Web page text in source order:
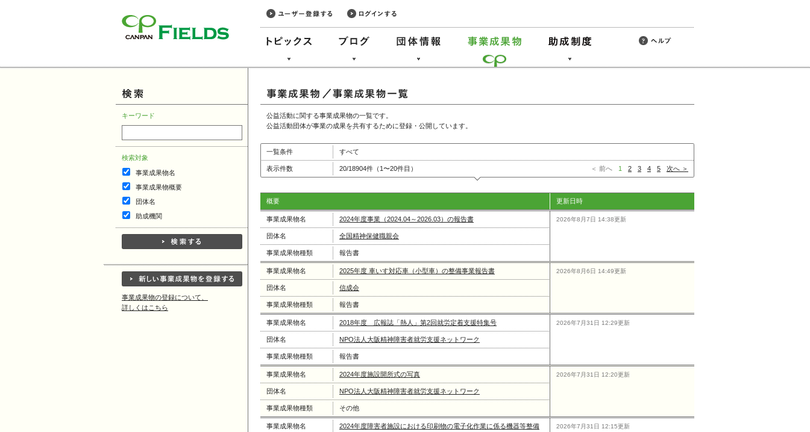
キーワード
検索対象
事業成果物名
事業成果物概要
団体名
助成機関
事業成果物の登録について、
詳しくはこちら
公益活動に関する事業成果物の一覧です。
公益活動団体が事業の成果を共有するために登録・公開しています。
一覧条件 すべて
表示件数 20/18904件（1〜20件目） ＜ 前へ 1 2 3 4 5 次へ ＞
概要 更新日時
事業成果物名 2024年度事業（2024.04～2026.03）の報告書
団体名 全国精神保健職親会
事業成果物種類 報告書
2026年8月7日 14:38更新
事業成果物名 2025年度 車いす対応車（小型車）の整備事業報告書
団体名 信成会
事業成果物種類 報告書
2026年8月6日 14:49更新
事業成果物名 2018年度 広報誌「熱人」第2回就労定着支援特集号
団体名 NPO法人大阪精神障害者就労支援ネットワーク
事業成果物種類 報告書
2026年7月31日 12:29更新
事業成果物名 2024年度施設開所式の写真
団体名 NPO法人大阪精神障害者就労支援ネットワーク
事業成果物種類 その他
2026年7月31日 12:20更新
事業成果物名
2024年度障害者施設における印刷物の電子化作業に係る機器等整備
2026年7月31日 12:15更新